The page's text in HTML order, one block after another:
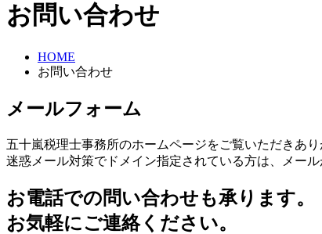
お問い合わせ
HOME
お問い合わせ
メールフォーム
五十嵐税理士事務所のホームページをご覧いただきあ
迷惑メール対策でドメイン指定されている方は、メー
お電話での問い合わせも承ります。
お気軽にご連絡ください。